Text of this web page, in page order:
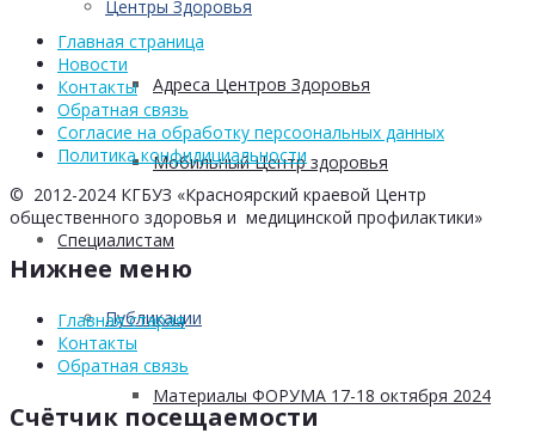
Центры Здоровья
Адреса Центров Здоровья
Мобильный Центр здоровья
Cпециалистам
Публикации
Материалы ФОРУМА 17-18 октября 2024
Главная страница
Новости
Контакты
Обратная связь
Согласие на обработку персоональных данных
Политика конфидициальности
© 2012-2024 КГБУЗ «Красноярский краевой Центр
общественного здоровья и медицинской профилактики»
Нижнее меню
Главная старая
Контакты
Обратная связь
Счётчик посещаемости